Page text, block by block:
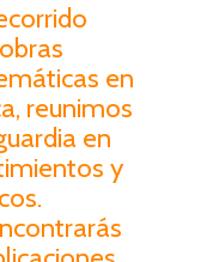
en
reunimos
en
y